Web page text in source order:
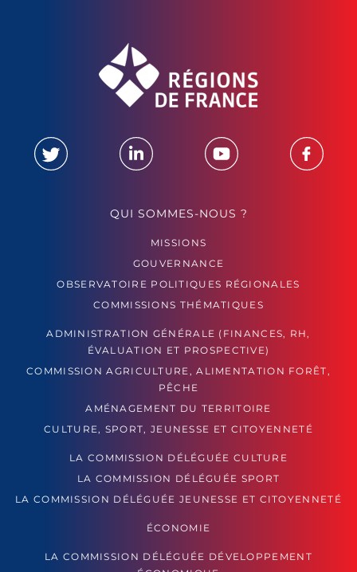
QUI SOMMES-NOUS ?
MISSIONS
GOUVERNANCE
OBSERVATOIRE POLITIQUES RÉGIONALES
COMMISSIONS THÉMATIQUES
ADMINISTRATION GÉNÉRALE (FINANCES, RH,
ÉVALUATION ET PROSPECTIVE)
COMMISSION AGRICULTURE, ALIMENTATION FORÊT,
PÊCHE
AMÉNAGEMENT DU TERRITOIRE
CULTURE, SPORT, JEUNESSE ET CITOYENNETÉ
LA COMMISSION DÉLÉGUÉE CULTURE
LA COMMISSION DÉLÉGUÉE SPORT
LA COMMISSION DÉLÉGUÉE JEUNESSE ET CITOYENNETÉ
ÉCONOMIE
LA COMMISSION DÉLÉGUÉE DÉVELOPPEMENT